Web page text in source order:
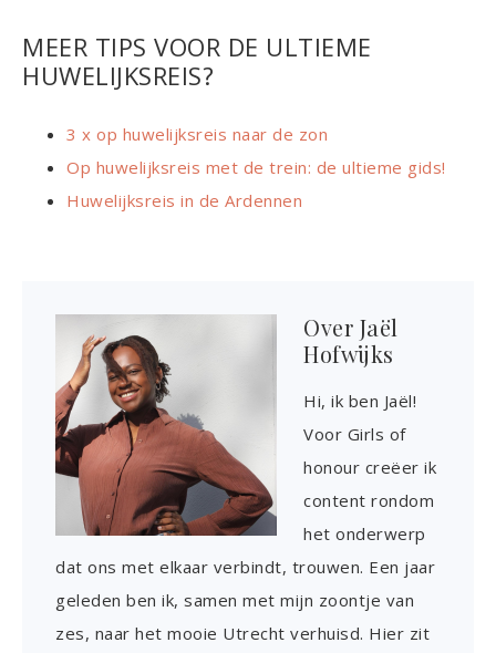
MEER TIPS VOOR DE ULTIEME
HUWELIJKSREIS?
3 x op huwelijksreis naar de zon
Op huwelijksreis met de trein: de ultieme gids!
Huwelijksreis in de Ardennen
Over Jaël
Hofwijks
Hi, ik ben Jaël!
Voor Girls of
honour creëer ik
content rondom
het onderwerp
dat ons met elkaar verbindt, trouwen. Een jaar
geleden ben ik, samen met mijn zoontje van
zes, naar het mooie Utrecht verhuisd. Hier zit